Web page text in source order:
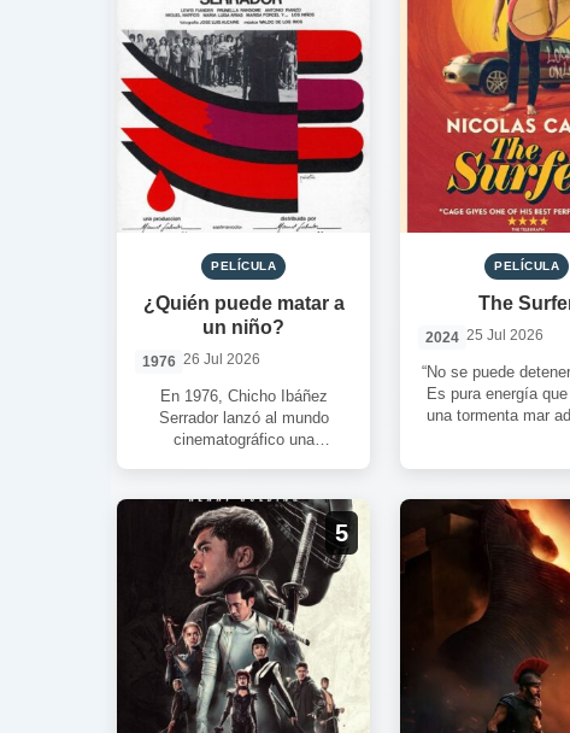
PELÍCULA
¿Quién puede matar a
un niño?
1976 26 Jul 2026
En 1976, Chicho Ibáñez
Serrador lanzó al mundo
cinematográfico una
mente […]
PELÍCULA
The
2024 25 Jul 2026
“No se puede
Es pura energía
una tormenta mar
5